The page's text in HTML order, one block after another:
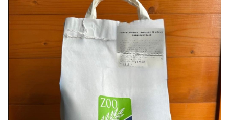
Dezinfectanti sol, nematocide
Garduri electrice
Aparate gard electric
Conductori gard electric
Izolatori si accesorii gard electric
Panouri solare si baterii